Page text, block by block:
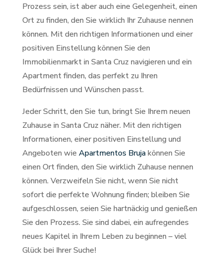
Prozess sein, ist aber auch eine Gelegenheit, einen
Ort zu finden, den Sie wirklich Ihr Zuhause nennen
können. Mit den richtigen Informationen und einer
positiven Einstellung können Sie den
Immobilienmarkt in Santa Cruz navigieren und ein
Apartment finden, das perfekt zu Ihren
Bedürfnissen und Wünschen passt.
Jeder Schritt, den Sie tun, bringt Sie Ihrem neuen
Zuhause in Santa Cruz näher. Mit den richtigen
Informationen, einer positiven Einstellung und
Angeboten wie Apartmentos Brujakönnen Sie
einen Ort finden, den Sie wirklich Zuhause nennen
können. Verzweifeln Sie nicht, wenn Sie nicht
sofort die perfekte Wohnung finden; bleiben Sie
aufgeschlossen, seien Sie hartnäckig und genießen
Sie den Prozess. Sie sind dabei, ein aufregendes
neues Kapitel in Ihrem Leben zu beginnen – viel
Glück bei Ihrer Suche!